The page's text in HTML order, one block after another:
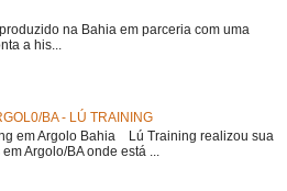
na Bahia em parceria com uma
a his...
BA - LÚ TRAINING
em Argolo Bahia Lú Training realizou sua
Argolo/BA onde está ...